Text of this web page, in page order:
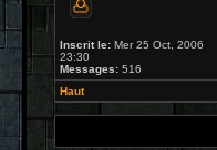
Inscrit le: Mer 25 Oct, 2006
23:30
Messages: 516
Haut